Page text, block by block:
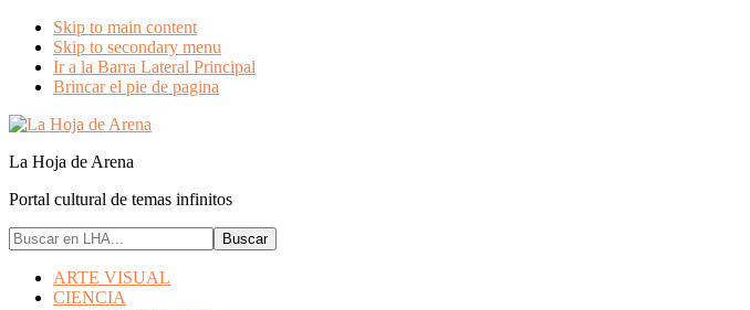
Skip to main content
Skip to secondary menu
Ir a la Barra Lateral Principal
Brincar el pie de pagina
La Hoja de Arena
Portal cultural de temas infinitos
Buscar
en
LHA...ARTE VISUAL
CIENCIA